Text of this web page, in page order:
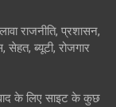
राजनीति, प्रशासन,
ब्यूटी, रोजगार
के लिए साइट के कुछ